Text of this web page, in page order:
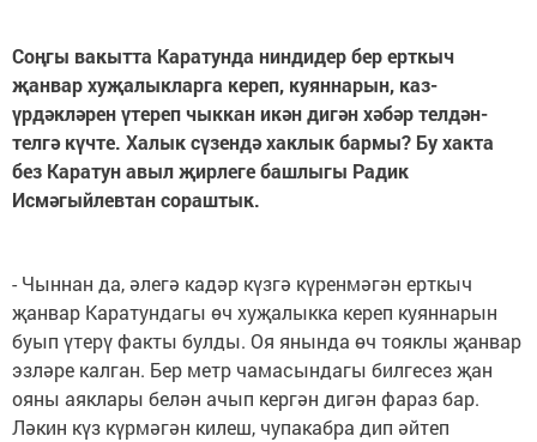
Соңгы вакытта Каратунда ниндидер бер ерткыч
җанвар хуҗалыкларга кереп, куяннарын, каз-
үрдәкләрен үтереп чыккан икән дигән хәбәр телдән-
телгә күчте. Халык сүзендә хаклык бармы? Бу хакта
без Каратун авыл җирлеге башлыгы Радик
Исмәгыйлевтан сораштык.
- Чыннан да, әлегә кадәр күзгә күренмәгән ерткыч
җанвар Каратундагы өч хуҗалыкка кереп куяннарын
буып үтерү факты булды. Оя янында өч тояклы җанвар
эзләре калган. Бер метр чамасындагы билгесез җан
ояны аяклары белән ачып кергән дигән фараз бар.
Ләкин күз күрмәгән килеш, чупакабра дип әйтеп